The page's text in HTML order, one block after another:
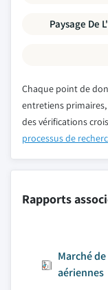
Paysage De
Chaque point de
entretiens
des vérifications
processus de
Rapports
Marché
aériennes